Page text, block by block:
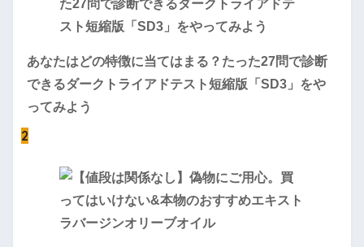
あなたはどの特徴に当てはまる？たった27問で診断
できるダークトライアドテスト短縮版「SD3」をや
ってみよう
2